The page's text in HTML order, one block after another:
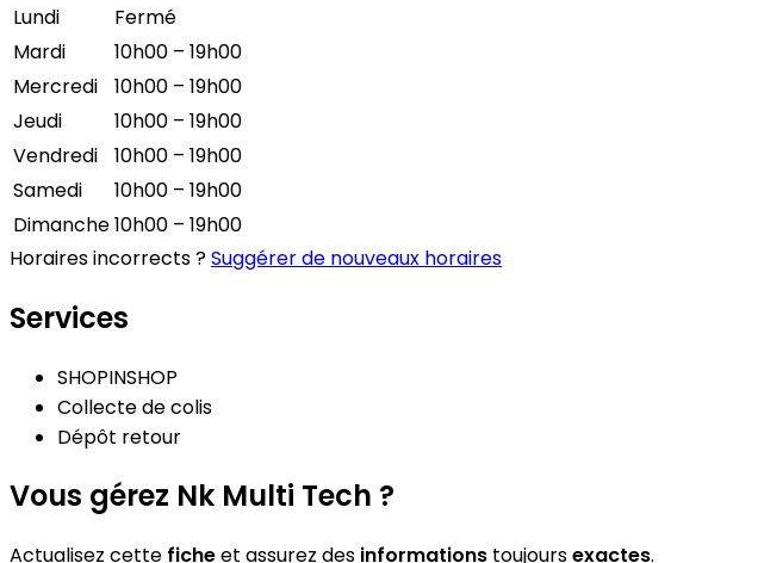
Lundi
Fermé
Mardi
10h00 – 19h00
Mercredi
10h00 – 19h00
Jeudi
10h00 – 19h00
Vendredi
10h00 – 19h00
Samedi
10h00 – 19h00
Dimanche10h00 – 19h00
Horaires incorrects ?Suggérer de nouveaux horaires
Services
SHOPINSHOP
Collecte de colis
Dépôt retour
Vous gérez Nk Multi Tech ?
Actualisez cette ficheet assurez des informations toujoursexactes.